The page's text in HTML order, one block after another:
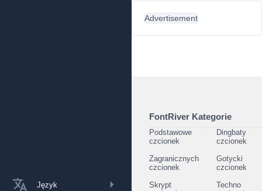
Język
Advertisement
FontRiver Kategorie
Podstawowe
czcionek
Dingbaty
czcionek
Zagranicznych
czcionek
Gotycki
czcionek
Skrypt
Techno